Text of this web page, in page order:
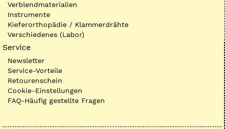
Verblendmaterialien
Instrumente
Kieferorthopädie / Klammerdrähte
Verschiedenes (Labor)
Service
Newsletter
Service-Vorteile
Retourenschein
Cookie-Einstellungen
FAQ-Häufig gestellte Fragen